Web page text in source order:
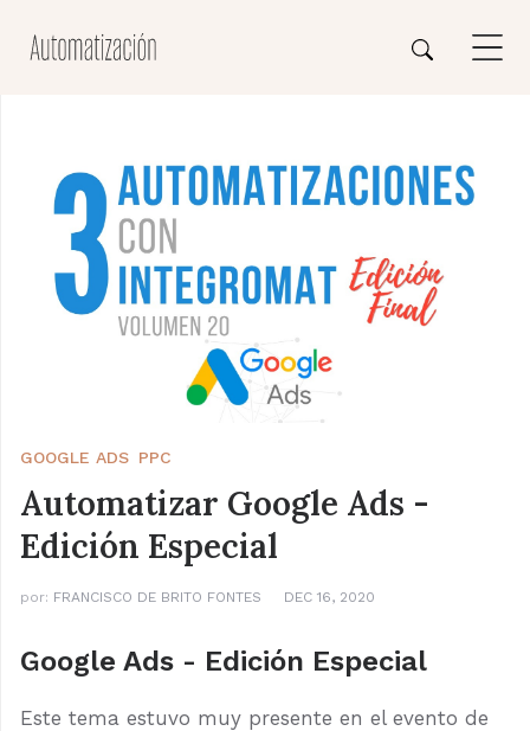
GOOGLE ADS PPC
Automatizar Google Ads -
Edición Especial
por: FRANCISCO DE BRITO FONTES DEC 16, 2020
Google Ads - Edición Especial
Este tema estuvo muy presente en el evento de